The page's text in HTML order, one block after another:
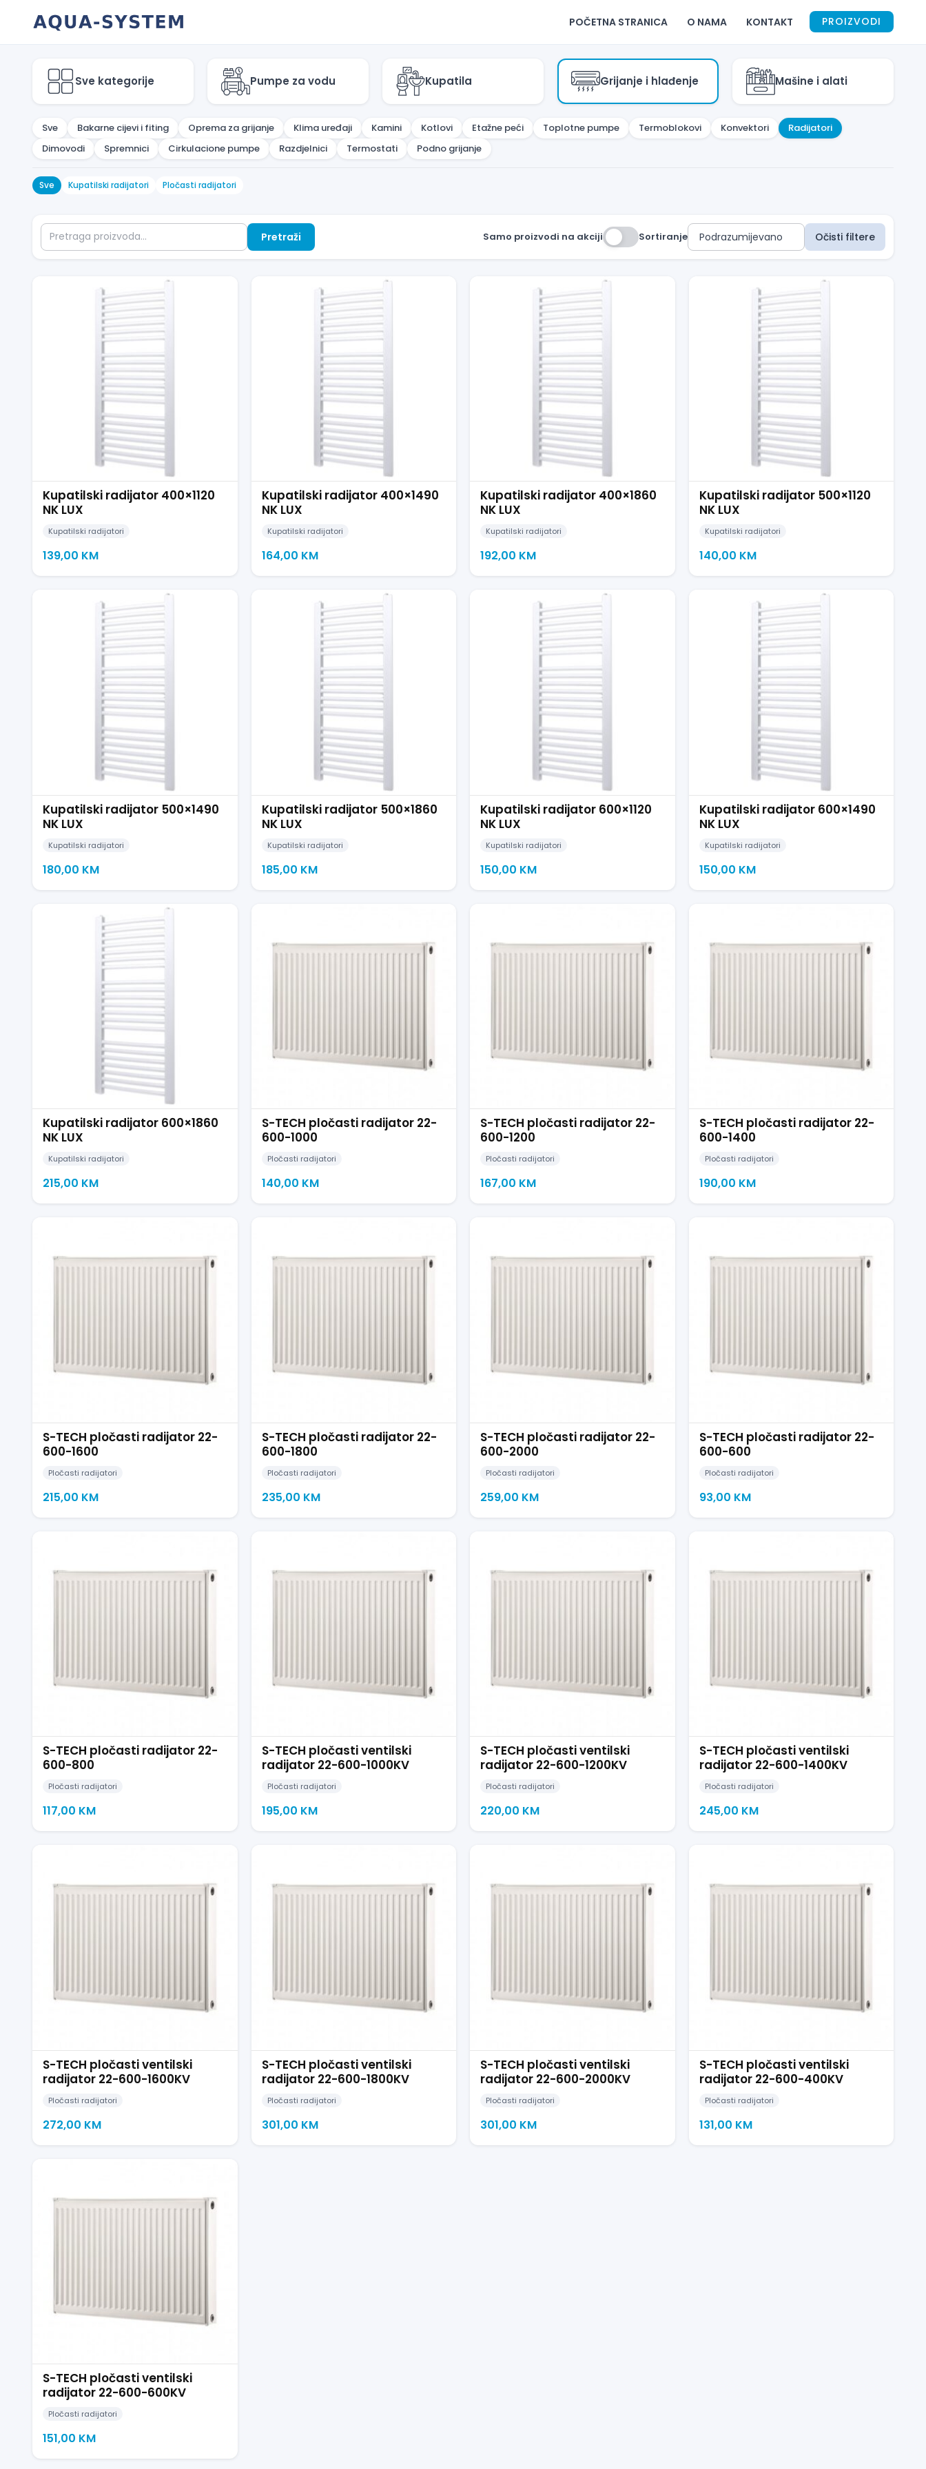
content
POČETNA STRANICA O NAMA KONTAKT PROIZVODI
Sve kategorije Pumpe za vodu Kupatila Grijanje i hlađenje Mašine i alati
Sve Bakarne cijevi i fiting Oprema za grijanje Klima uređaji Kamini Kotlovi Etažne peći Toplotne pumpe Termoblokovi Konvektori
Radijatori
Dimovodi
Spremnici Cirkulacione pumpe Razdjelnici Termostati Podno grijanje
Sve Kupatilski radijatori Pločasti radijatori
Pretraži Samo proizvodi na akciji Sortiranje Očisti filtere
Kupatilski radijator 400×1120
NK LUX
Kupatilski radijatori
139,00 KM
Kupatilski radijator 400×1490
NK LUX
Kupatilski radijatori
164,00 KM
Kupatilski radijator 400×1860
NK LUX
Kupatilski radijatori
192,00 KM
Kupatilski radijator 500×1120
NK LUX
Kupatilski radijatori
140,00 KM
Kupatilski radijator 500×1490
NK LUX
Kupatilski radijatori
180,00 KM
Kupatilski radijator 500×1860
NK LUX
Kupatilski radijatori
185,00 KM
Kupatilski radijator 600×1120
NK LUX
Kupatilski radijatori
150,00 KM
Kupatilski radijator 600×1490
NK LUX
Kupatilski radijatori
150,00 KM
Kupatilski radijator 600×1860
NK LUX
Kupatilski radijatori
215,00 KM
S-TECH pločasti radijator 22-
600-1000
Pločasti radijatori
140,00 KM
S-TECH pločasti radijator 22-
600-1200
Pločasti radijatori
167,00 KM
S-TECH pločasti radijator 22-
600-1400
Pločasti radijatori
190,00 KM
S-TECH pločasti radijator 22-
600-1600
Pločasti radijatori
215,00 KM
S-TECH pločasti radijator 22-
600-1800
Pločasti radijatori
235,00 KM
S-TECH pločasti radijator 22-
600-2000
Pločasti radijatori
259,00 KM
S-TECH pločasti radijator 22-
600-600
Pločasti radijatori
93,00 KM
S-TECH pločasti radijator 22-
600-800
Pločasti radijatori
117,00 KM
S-TECH pločasti ventilski
radijator 22-600-1000KV
Pločasti radijatori
195,00 KM
S-TECH pločasti ventilski
radijator 22-600-1200KV
Pločasti radijatori
220,00 KM
S-TECH pločasti ventilski
radijator 22-600-1400KV
Pločasti radijatori
245,00 KM
S-TECH pločasti ventilski
radijator 22-600-1600KV
Pločasti radijatori
272,00 KM
S-TECH pločasti ventilski
radijator 22-600-1800KV
Pločasti radijatori
301,00 KM
S-TECH pločasti ventilski
radijator 22-600-2000KV
Pločasti radijatori
301,00 KM
S-TECH pločasti ventilski
radijator 22-600-400KV
Pločasti radijatori
131,00 KM
S-TECH pločasti ventilski
radijator 22-600-600KV
Pločasti radijatori
151,00 KM